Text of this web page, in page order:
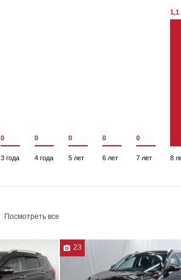
0
3 года
0
4 года
0
5 лет
0
6 лет
0
7 лет 8
Посмотреть все
23